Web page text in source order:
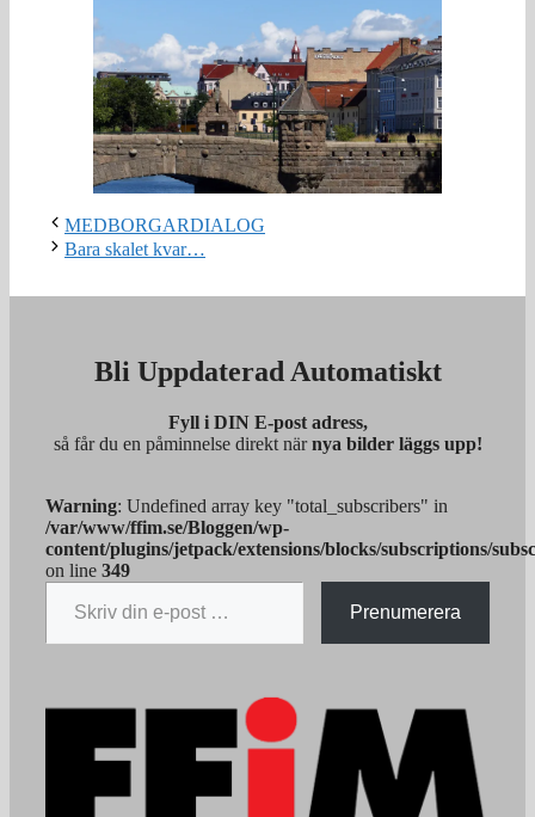
MEDBORGARDIALOG
Bara skalet kvar…
Bli Uppdaterad Automatiskt
Fyll i DIN E-post adress,
så får du en påminnelse direkt närnya bilder läggs upp!
Warning: Undefined array key "total_subscribers" in
/var/www/ffim.se/Bloggen/wp-
content/plugins/jetpack/extensions/blocks/subscriptions/
on line 349
Skriv din e-post …
Prenumerera